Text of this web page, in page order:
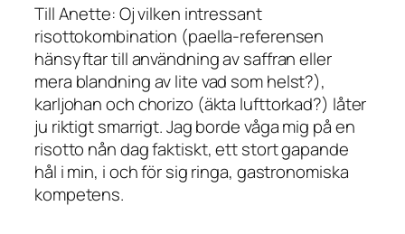
Till Anette: Oj vilken intressant
risottokombination (paella-referensen
hänsyftar till användning av saffran eller
mera blandning av lite vad som helst?),
karljohan och chorizo (äkta lufttorkad?) låter
ju riktigt smarrigt. Jag borde våga mig på en
risotto nån dag faktiskt, ett stort gapande
hål i min, i och för sig ringa, gastronomiska
kompetens.